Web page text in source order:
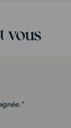
vous